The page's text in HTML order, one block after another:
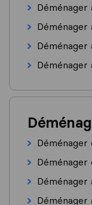
Déménager
Déménager
Déménager
Déménager
Déménager